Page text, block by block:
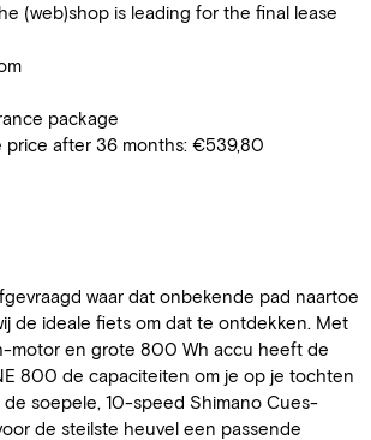
(web)shop is leading for the final lease
package
price after 36 months: €539,80
waar dat onbekende pad naartoe
de ideale fiets om dat te ontdekken. Met
motor en grote 800 Wh accu heeft de
800 de capaciteiten om je op je tochten
soepele, 10-speed Shimano Cues-
de steilste heuvel een passende